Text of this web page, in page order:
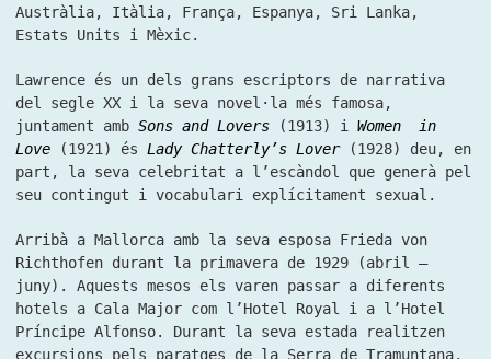
Austràlia, Itàlia, França, Espanya, Sri Lanka,
Estats Units i Mèxic.
Lawrence és un dels grans escriptors de narrativa
del segle XX i la seva novel·la més famosa,
juntament amb Sons and Lovers(1913) i Women in
Love(1921) és Lady Chatterly’s Lover(1928) deu, en
part, la seva celebritat a l’escàndol que generà pel
seu contingut i vocabulari explícitament sexual.
Arribà a Mallorca amb la seva esposa Frieda von
Richthofen durant la primavera de 1929 (abril –
juny). Aquests mesos els varen passar a diferents
hotels a Cala Major com l’Hotel Royal i a l’Hotel
Príncipe Alfonso. Durant la seva estada realitzen
excursions pels paratges de la Serra de Tramuntana.